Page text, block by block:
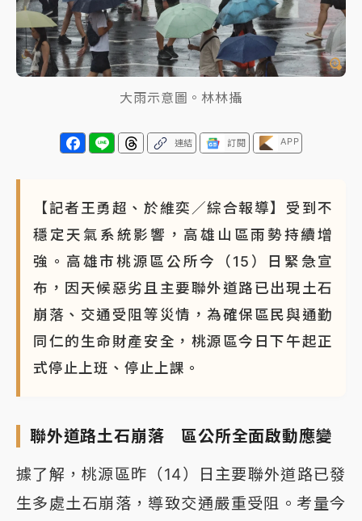
故宮《龍藏經》特展第2檔！今線上預約開賣一度塞車
周六起展出延長至晚上7時
台東農業處長涉圖利渡假村！東檢抗告成功 今重開羈
押庭
雨熱區曝
大雨示意圖。林林攝
連結 訂閱 APP
【記者王勇超、於維奕／綜合報導】受到不
穩定天氣系統影響，高雄山區雨勢持續增
強。高雄市桃源區公所今（15）日緊急宣
布，因天候惡劣且主要聯外道路已出現土石
崩落、交通受阻等災情，為確保區民與通勤
同仁的生命財產安全，桃源區今日下午起正
式停止上班、停止上課。
聯外道路土石崩落 區公所全面啟動應變
據了解，桃源區昨（14）日主要聯外道路已發
生多處土石崩落，導致交通嚴重受阻。考量今